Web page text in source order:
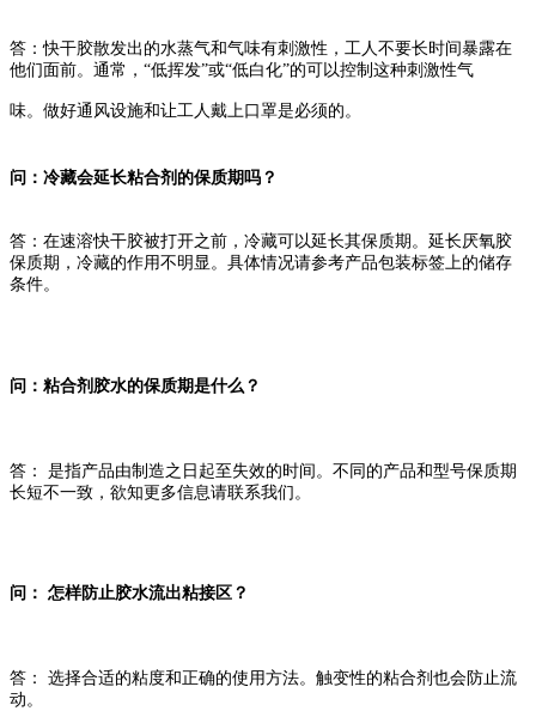
答：快干胶散发出的水蒸气和气味有刺激性，工人不要长时间暴露在
他们面前。通常，“低挥发”或“低白化”的可以控制这种刺激性气
味。做好通风设施和让工人戴上口罩是必须的。
问：冷藏会延长粘合剂的保质期吗？
答：在速溶快干胶被打开之前，冷藏可以延长其保质期。延长厌氧胶
保质期，冷藏的作用不明显。具体情况请参考产品包装标签上的储存
条件。
问：粘合剂胶水的保质期是什么？
答： 是指产品由制造之日起至失效的时间。不同的产品和型号保质期
长短不一致，欲知更多信息请联系我们。
问： 怎样防止胶水流出粘接区？
答： 选择合适的粘度和正确的使用方法。触变性的粘合剂也会防止流
动。